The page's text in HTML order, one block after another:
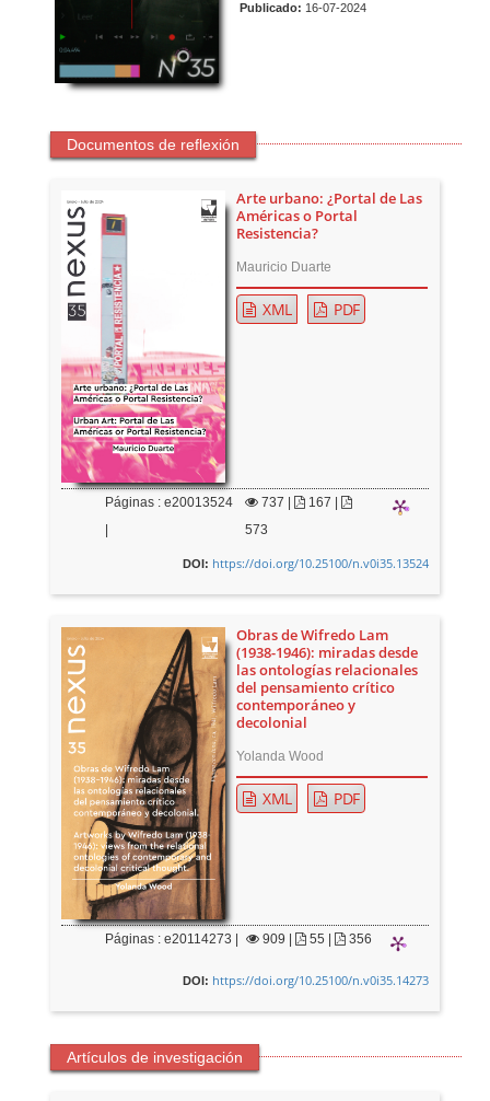
Publicado: 16-07-2024
Documentos de reflexión
Arte urbano: ¿Portal de Las
Américas o Portal
Resistencia?
Mauricio Duarte
XML PDF
Páginas : e20013524
737
167 |
573
DOI: https://doi.org/10.25100/n.v0i35.13524
Obras de Wifredo Lam
(1938-1946): miradas desde
las ontologías relacionales
del pensamiento crítico
contemporáneo y
decolonial
Yolanda Wood
XML PDF
Páginas : e20114273 | 909 55 | 356
DOI: https://doi.org/10.25100/n.v0i35.14273
Artículos de investigación